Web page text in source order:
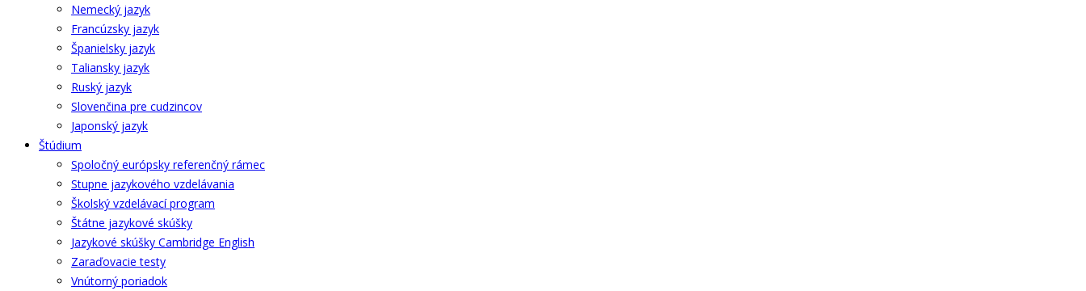
Nemecký jazyk
Francúzsky jazyk
Španielsky jazyk
Taliansky jazyk
Ruský jazyk
Slovenčina pre cudzincov
Japonský jazyk
Štúdium
Spoločný európsky referenčný rámec
Stupne jazykového vzdelávania
Školský vzdelávací program
Štátne jazykové skúšky
Jazykové skúšky Cambridge English
Zaraďovacie testy
Vnútorný poriadok